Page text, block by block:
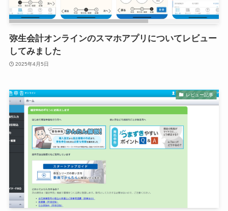
弥生会計オンラインのスマホアプリについてレビュー
してみました
2025年4月5日
レビュー記事